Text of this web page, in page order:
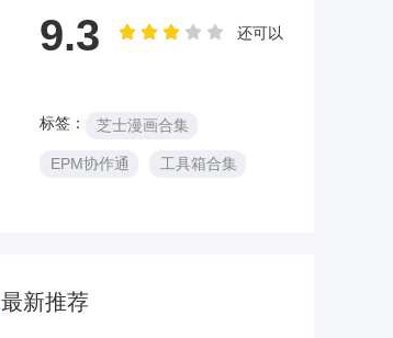
还可以
9.3
标签： 芝士漫画合集
EPM协作通 工具箱合集
最新推荐